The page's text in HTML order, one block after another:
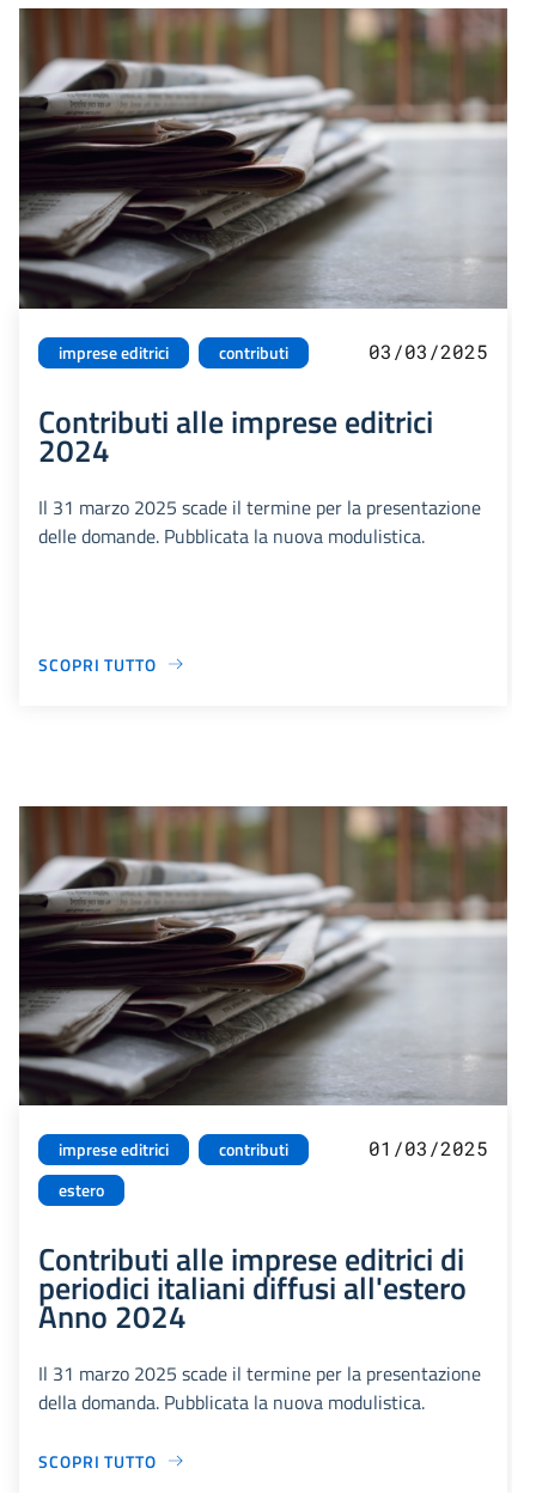
imprese editrici contributi 03/03/2025
Contributi alle imprese editrici
2024
Il 31 marzo 2025 scade il termine per la presentazione
delle domande. Pubblicata la nuova modulistica.
SCOPRI TUTTO
imprese editrici
contributi
estero
01/03/2025
Contributi alle imprese editrici di
periodici italiani diffusi all'estero
Anno 2024
Il 31 marzo 2025 scade il termine per la presentazione
della domanda. Pubblicata la nuova modulistica.
SCOPRI TUTTO